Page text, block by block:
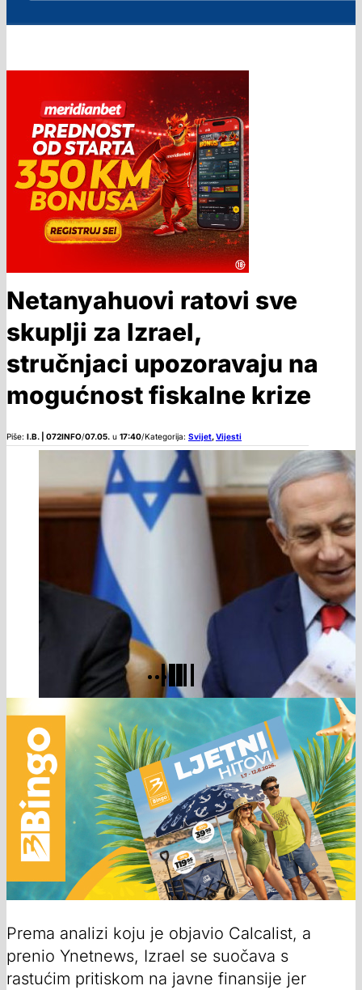
Netanyahuovi ratovi sve
skuplji za Izrael,
stručnjaci upozoravaju na
mogućnost fiskalne krize
Piše: I.B. | 072INFO/07.05. u 17:40/Kategorija: Svijet,Vijesti
Prema analizi koju je objavio Calcalist, a
prenio Ynetnews, Izrael se suočava s
rastućim pritiskom na javne finansije jer